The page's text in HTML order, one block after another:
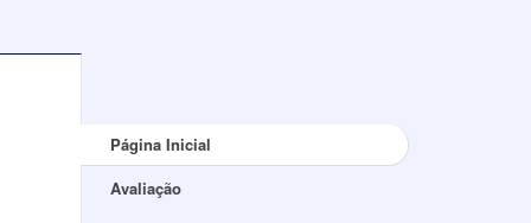
Página Inicial
Avaliação